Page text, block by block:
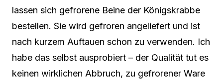
lassen sich gefrorene Beine der Königskrabbe
bestellen. Sie wird gefroren angeliefert und ist
nach kurzem Auftauen schon zu verwenden. Ich
habe das selbst ausprobiert – der Qualität tut es
keinen wirklichen Abbruch, zu gefrorener Ware